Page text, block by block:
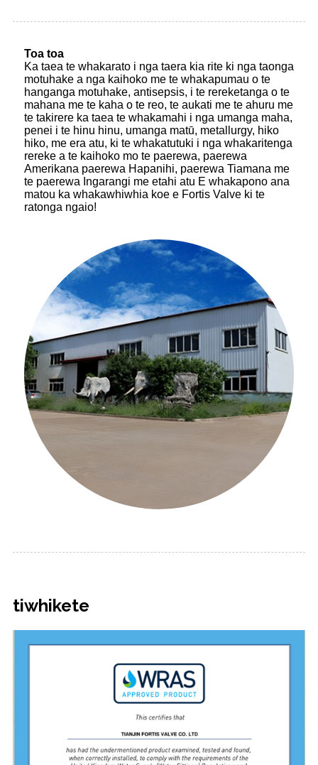
Toa toa
Ka taea te whakarato i nga taera kia rite ki nga taonga
motuhake a nga kaihoko me te whakapumau o te
hanganga motuhake, antisepsis, i te rereketanga o te
mahana me te kaha o te reo, te aukati me te ahuru me
te takirere ka taea te whakamahi i nga umanga maha,
penei i te hinu hinu, umanga matū, metallurgy, hiko
hiko, me era atu, ki te whakatutuki i nga whakaritenga
rereke a te kaihoko mo te paerewa, paerewa
Amerikana paerewa Hapanihi, paerewa Tiamana me
te paerewa Ingarangi me etahi atu E whakapono ana
matou ka whakawhiwhia koe e Fortis Valve ki te
ratonga ngaio!
tiwhikete